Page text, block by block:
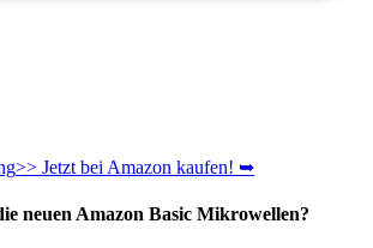
>> Jetzt bei Amazon kaufen! ➥
neuen Amazon Basic Mikrowellen?